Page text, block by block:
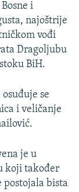
i
najoštrije
vođi
Dragoljubu
BiH.
se
i veličanje
je u
koji također
postojala bista